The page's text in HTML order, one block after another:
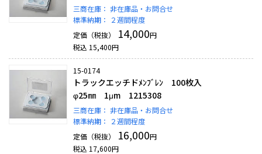
三商在庫： 非在庫品・お問合せ
標準納期：
２週間程度
定価（税抜）
14,000円
税込 15,400円
15-0174
トラックエッチドﾒﾝﾌﾞﾚﾝ 100枚入
φ25㎜ 1μm 1215308
三商在庫： 非在庫品・お問合せ
標準納期：
２週間程度
定価（税抜）
16,000円
税込 17,600円